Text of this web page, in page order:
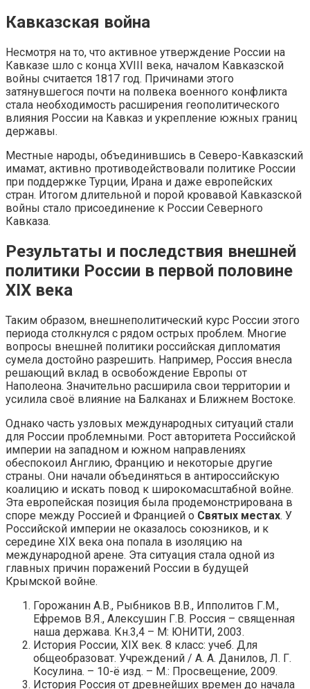
Кавказская война
Несмотря на то, что активное утверждение России на
Кавказе шло с конца XVIII века, началом Кавказской
войны считается 1817 год. Причинами этого
затянувшегося почти на полвека военного конфликта
стала необходимость расширения геополитического
влияния России на Кавказ и укрепление южных границ
державы.
Местные народы, объединившись в Северо-Кавказский
имамат, активно противодействовали политике России
при поддержке Турции, Ирана и даже европейских
стран. Итогом длительной и порой кровавой Кавказской
войны стало присоединение к России Северного
Кавказа.
Результаты и последствия внешней
политики России в первой половине
XIX века
Таким образом, внешнеполитический курс России этого
периода столкнулся с рядом острых проблем. Многие
вопросы внешней политики российская дипломатия
сумела достойно разрешить. Например, Россия внесла
решающий вклад в освобождение Европы от
Наполеона. Значительно расширила свои территории и
усилила своё влияние на Балканах и Ближнем Востоке.
Однако часть узловых международных ситуаций стали
для России проблемными. Рост авторитета Российской
империи на западном и южном направлениях
обеспокоил Англию, Францию и некоторые другие
страны. Они начали объединяться в антироссийскую
коалицию и искать повод к широкомасштабной войне.
Эта европейская позиция была продемонстрирована в
споре между Россией и Францией о Святых местах. У
Российской империи не оказалось союзников, и к
середине XIX века она попала в изоляцию на
международной арене. Эта ситуация стала одной из
главных причин поражений России в будущей
Крымской войне.
Горожанин А.В., Рыбников В.В., Ипполитов Г.М.,
Ефремов В.Я., Алексушин Г.В. Россия – священная
наша держава. Кн.3,4 – М: ЮНИТИ, 2003.
История России, XIX век. 8 класс: учеб. Для
общеобразоват. Учреждений / А. А. Данилов, Л. Г.
Косулина. – 10-ё изд. – М.: Просвещение, 2009.
История Россия от древнейших времен до начала